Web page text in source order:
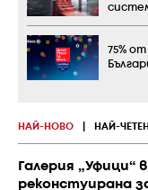
НАЙ-НОВО НАЙ-
Галерия „Уфици“
реконстуирана
75%